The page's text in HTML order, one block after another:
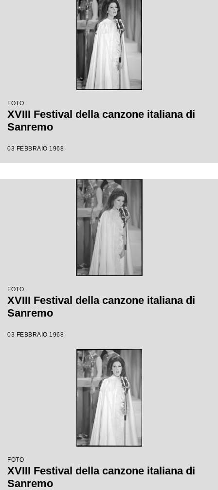
FOTO
XVIII Festival della canzone italiana di
Sanremo
03 FEBBRAIO 1968
FOTO
XVIII Festival della canzone italiana di
Sanremo
03 FEBBRAIO 1968
FOTO
XVIII Festival della canzone italiana di
Sanremo